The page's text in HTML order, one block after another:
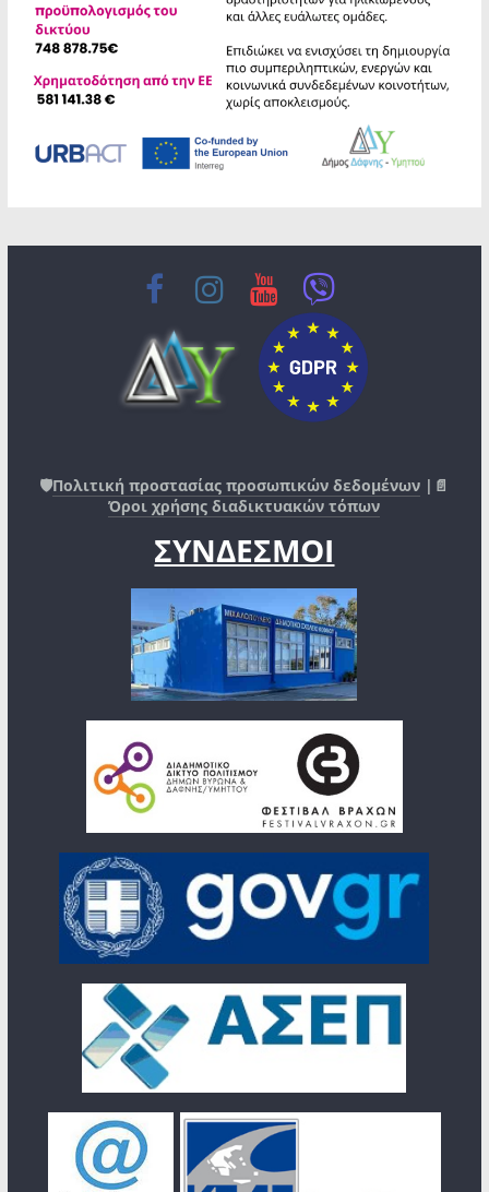
🛡️Πολιτική προστασίας προσωπικών δεδομένων |📄
Όροι χρήσης διαδικτυακών τόπων
ΣΥΝΔΕΣΜΟΙ